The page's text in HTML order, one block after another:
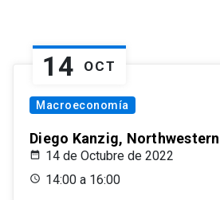
14 OCT
Macroeconomía
Diego Kanzig, Northwestern
14 de Octubre de 2022
14:00 a 16:00